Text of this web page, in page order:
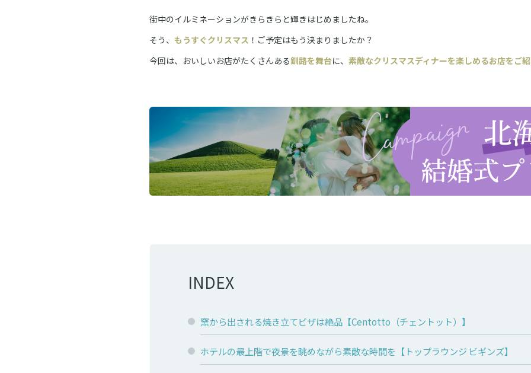
街中のイルミネーションがきらきらと輝きはじめましたね。
そう、 もうすぐクリスマス ！ご予定はもう決まりましたか？
今回は、おいしいお店がたくさんある釧路を舞台に、 素敵なクリスマスディナーを楽しめるお店をご
INDEX
窯から出される焼き立てピザは絶品【Centotto（チェントット）】
ホテルの最上階で夜景を眺めながら素敵な時間を【トップラウンジ ビギンズ】